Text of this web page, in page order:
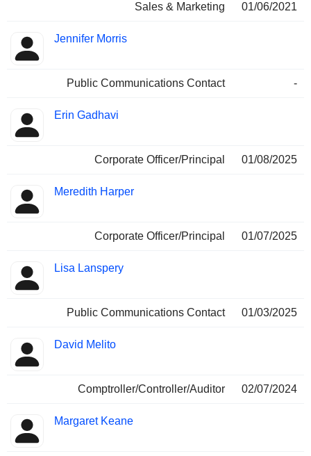
Sales & Marketing
01/06/2021
Jennifer Morris
Public Communications Contact -
Erin Gadhavi
Corporate Officer/Principal 01/08/2025
Meredith Harper
Corporate Officer/Principal 01/07/2025
Lisa Lanspery
Public Communications Contact 01/03/2025
David Melito
Comptroller/Controller/Auditor 02/07/2024
Margaret Keane